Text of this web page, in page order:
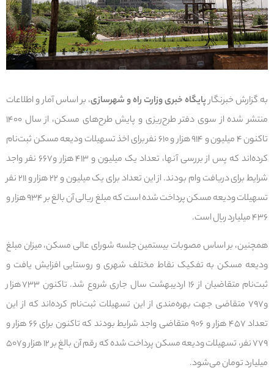
به گزارش خبرنگارپایگاه خبری وزارت راه و شهرسازی، بر اساس آمار و اطلاعات
منتشر شده از سوی دفتر طرح‌ریزی و پایش طرح‌های مسکن، از سال ۱۴۰۰
تاکنون ۴ میلیون و ۹۱۴ هزار و ۶۱۰ نفر برای اخذ تسهیلات ودیعه مسکن ثبت‌نام
کرده‌اند که پس از بررسی آنها، تعداد یک میلیون و ۴۱۳ هزار و۶۶۷ نفر واجد
شرایط برای دریافت وام بودند. از این تعداد برای یک میلیون و ۲۲ هزار و ۲۱۱ نفر
تسهیلات ودیعه مسکن پرداخت شده است که مبلغ ریالی آن بالغ بر ۹۳۴ هزار و
۴۳۶ میلیارد ریال است.
همچنین، بر اساس مصوبات بیستمین جلسه شورای عالی مسکن، میزان مبلغ
ودیعه مسکن به تفکیک نقاط مختلف شهری و روستایی افزایش یافت و
ثبت‌نام متقاضیان از ۱۶ اردیبهشت سال جاری شروع شد. تاکنون ۷۳۳ هزار
و۷۹۷ متقاضی جهت بهره‌مندی از این تسهیلات ثبت‌نام کرده‌اند که از این
تعداد ۴۵۷ هزار و ۹۰۶ متقاضی واجد شرایط بودند که تاکنون برای ۶۶ هزار و
۷۷۹ نفر، تسهیلات ودیعه مسکن پرداخت شده که رقم آن بالغ بر ۱۲ هزار و۵۰۷
میلیارد تومان می‌شود.